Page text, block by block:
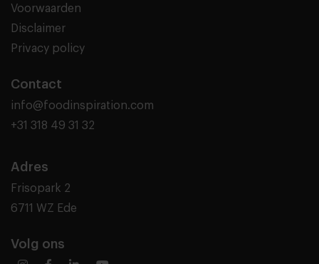
Voorwaarden
Disclaimer
Privacy policy
Contact
info@foodinspiration.com
+31 318 49 31 32
Adres
Frisopark 2
6711 WZ Ede
Volg ons